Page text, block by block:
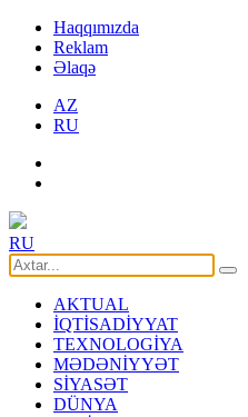
Haqqımızda
Reklam
Əlaqə
AZ
RU
RU
AKTUAL
İQTİSADİYYAT
TEXNOLOGİYA
MƏDƏNİYYƏT
SİYASƏT
DÜNYA